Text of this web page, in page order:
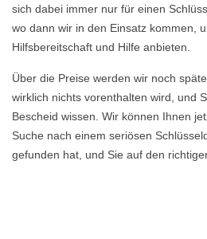
sich dabei immer nur für einen
wo dann wir in den Einsatz kommen,
Hilfsbereitschaft und Hilfe anbieten.
Über die Preise werden wir noch
wirklich nichts vorenthalten wird, und
Bescheid wissen. Wir können Ihnen
Suche nach einem seriösen
gefunden hat, und Sie auf den